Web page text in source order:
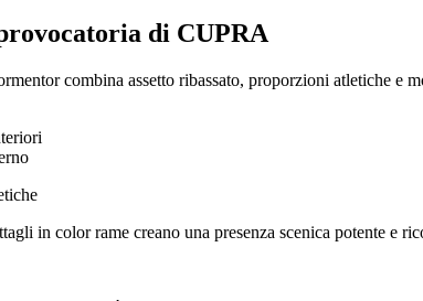
di CUPRA
combina assetto ribassato, proporzioni atletiche
in color rame creano una presenza scenica potente e